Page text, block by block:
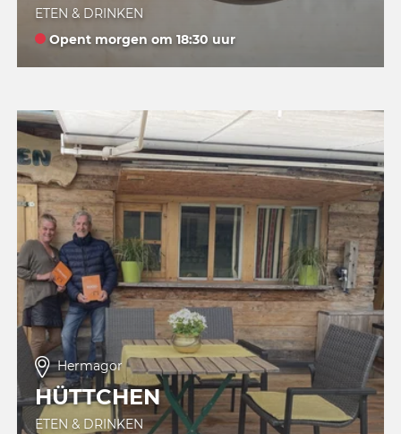
ETEN & DRINKEN
Opent morgen om 18:30 uur
Hermagor
HÜTTCHEN
ETEN & DRINKEN